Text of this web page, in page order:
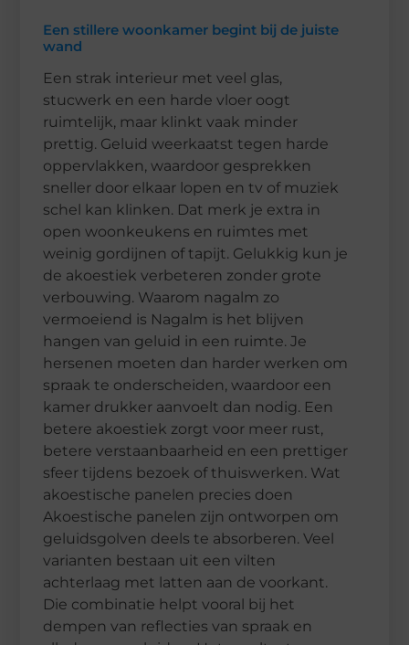
Een stillere woonkamer begint bij de juiste
wand
Een strak interieur met veel glas,
stucwerk en een harde vloer oogt
ruimtelijk, maar klinkt vaak minder
prettig. Geluid weerkaatst tegen harde
oppervlakken, waardoor gesprekken
sneller door elkaar lopen en tv of muziek
schel kan klinken. Dat merk je extra in
open woonkeukens en ruimtes met
weinig gordijnen of tapijt. Gelukkig kun je
de akoestiek verbeteren zonder grote
verbouwing. Waarom nagalm zo
vermoeiend is Nagalm is het blijven
hangen van geluid in een ruimte. Je
hersenen moeten dan harder werken om
spraak te onderscheiden, waardoor een
kamer drukker aanvoelt dan nodig. Een
betere akoestiek zorgt voor meer rust,
betere verstaanbaarheid en een prettiger
sfeer tijdens bezoek of thuiswerken. Wat
akoestische panelen precies doen
Akoestische panelen zijn ontworpen om
geluidsgolven deels te absorberen. Veel
varianten bestaan uit een vilten
achterlaag met latten aan de voorkant.
Die combinatie helpt vooral bij het
dempen van reflecties van spraak en